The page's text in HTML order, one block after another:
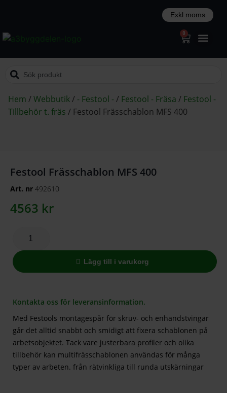
0
Hem /Webbutik/ - Festool -/ Festool - Fräsa / Festool -
Tillbehör t. fräs / Festool Frässchablon MFS 400
Festool Frässchablon MFS 400
Art. nr 492610
4563 kr
Lägg till i varukorg
Kontakta oss för leveransinformation.
Med Festools montagespår för skruv- och enhandstvingar
går det alltid snabbt och smidigt att fixera schablonen på
arbetsobjektet. Tack vare justerbara profiler och olika
tillbehör kan multifrässchablonen användas för många
typer av arbeten. från rätvinkliga till runda utskärningar